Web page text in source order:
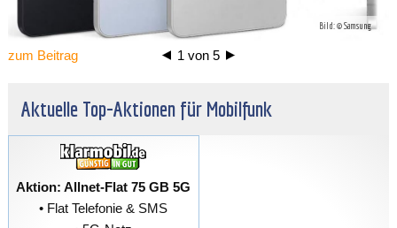
Bild: © Samsung
zum Beitrag 1 von5
Aktuelle Top-Aktionen für Mobilfunk
Aktion: Allnet-Flat 75 GB 5G
• Flat Telefonie & SMS